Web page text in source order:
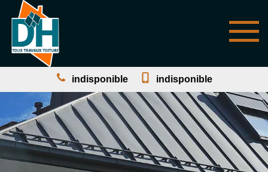
indisponible indisponible